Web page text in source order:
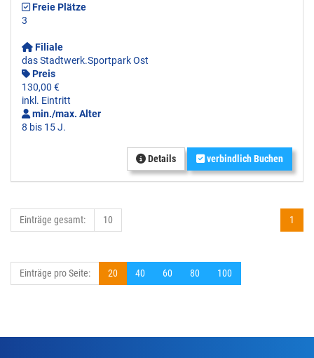
Freie Plätze
3
Filiale
das Stadtwerk.Sportpark Ost
Preis
130,00 €
inkl. Eintritt
min./max. Alter
8 bis 15 J.
Details verbindlich Buchen
1
Einträge gesamt: 10
Einträge pro Seite: 20 40 60 80 100